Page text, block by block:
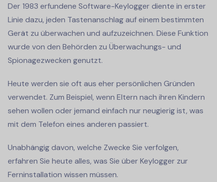
Der 1983 erfundene Software-Keylogger diente in erster
Linie dazu, jeden Tastenanschlag auf einem bestimmten
Gerät zu überwachen und aufzuzeichnen. Diese Funktion
wurde von den Behörden zu Überwachungs- und
Spionagezwecken genutzt.
Heute werden sie oft aus eher persönlichen Gründen
verwendet. Zum Beispiel, wenn Eltern nach ihren Kindern
sehen wollen oder jemand einfach nur neugierig ist, was
mit dem Telefon eines anderen passiert.
Unabhängig davon, welche Zwecke Sie verfolgen,
erfahren Sie heute alles, was Sie über Keylogger zur
Ferninstallation wissen müssen.